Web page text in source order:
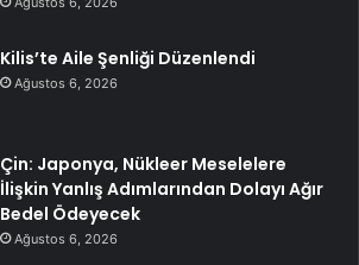
Kilis’te Aile Şenliği Düzenlendi
Ağustos 6, 2026
Çin: Japonya, Nükleer Meselelere
İlişkin Yanlış Adımlarından Dolayı Ağır
Bedel Ödeyecek
Ağustos 6, 2026